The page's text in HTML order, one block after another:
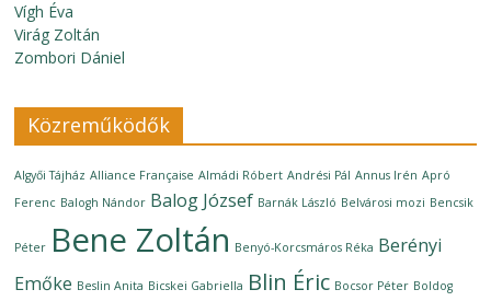
Vígh Éva
Virág Zoltán
Zombori Dániel
Közreműködők
Algyői Tájház Alliance Française Almádi Róbert Andrési Pál Annus Irén Apró
Ferenc Balogh Nándor Balog József Barnák László Belvárosi mozi Bencsik
Péter Bene Zoltán Benyó-Korcsmáros Réka Berényi
Emőke Beslin Anita Bicskei Gabriella Blin Éric Bocsor Péter Boldog